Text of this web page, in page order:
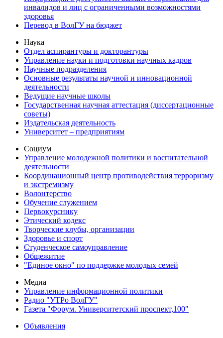
инвалидов и лиц с ограниченными возможностями
здоровья
Перевод в ВолГУ на бюджет
Наука
Отдел аспирантуры и докторантуры
Управление науки и подготовки научных кадров
Научные подразделения
Основные результаты научной и инновационной
деятельности
Ведущие научные школы
Государственная научная аттестация (диссертационные
советы)
Издательская деятельность
Университет – предприятиям
Социум
Управление молодежной политики и воспитательной
деятельности
Координационный центр противодействия терроризму
и экстремизму
Волонтерство
Обучение служением
Первокурснику
Этический кодекс
Творческие клубы, организации
Здоровье и спорт
Студенческое самоуправление
Общежитие
"Единое окно" по поддержке молодых семей
Медиа
Управление информационной политики
Радио "УТРо ВолГУ"
Газета "Форум. Университетский проспект,100"
Объявления